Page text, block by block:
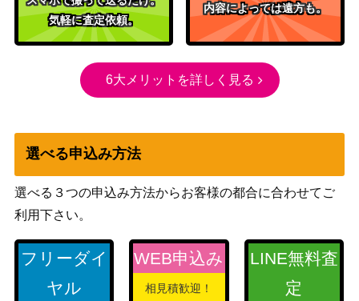
遊戯王 Sin Selector（20t
hｼｰｸﾚｯﾄ） 20th
1,100
トリシューラの影霊衣
（QCSE/25th）【TW02-
コナミ
（TERMINAL WORLD
2）
オブ・カオス (PSE) 【B
ACH-JP036】
コナミ
ジャンク・ウォリアー
（QCSE/25th）【AC03-
コナミ
S:Pリトルナイト（SE/シ
ークレット）【AGOV-J
P046】
コナミ
（AGE OF
OVERLORD）
気軽に査定依頼。
内容によっては遠方も。
6大メリットを詳しく見る
選べる申込み方法
選べる３つの申込み方法からお客様の都合に合わせてご
利用下さい。
フリーダイ
ヤル
WEB申込み
相見積歓迎！
LINE無料査
定